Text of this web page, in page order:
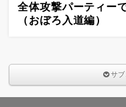
全体攻撃パーティー
（おぼろ入道編）
サブ